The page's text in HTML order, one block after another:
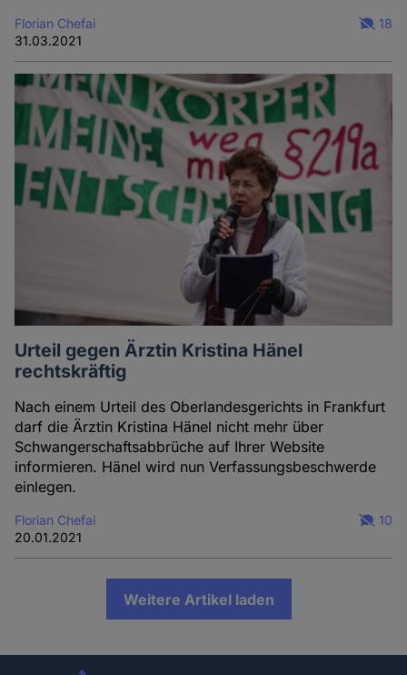
Florian Chefai
31.03.2021
18
Urteil gegen Ärztin Kristina Hänel
rechtskräftig
Nach einem Urteil des Oberlandesgerichts in Frankfurt
darf die Ärztin Kristina Hänel nicht mehr über
Schwangerschaftsabbrüche auf Ihrer Website
informieren. Hänel wird nun Verfassungsbeschwerde
einlegen.
Florian Chefai
20.01.2021
10
Weitere Artikel laden